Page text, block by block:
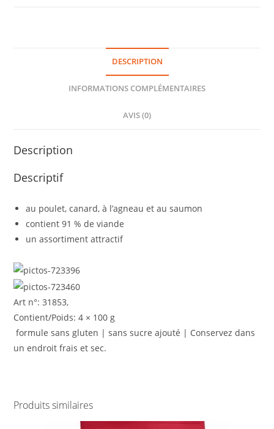
DESCRIPTION
INFORMATIONS COMPLÉMENTAIRES
AVIS (0)
Description
Descriptif
au poulet, canard, à l’agneau et au saumon
contient 91 % de viande
un assortiment attractif
Art n°: 31853,
Contient/Poids: 4 × 100 g
formule sans gluten | sans sucre ajouté | Conservez dans
un endroit frais et sec.
Produits similaires